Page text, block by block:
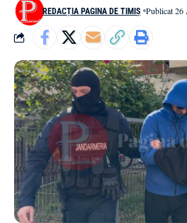
REDACȚIA PAGINA DE TIMIȘ Publicat